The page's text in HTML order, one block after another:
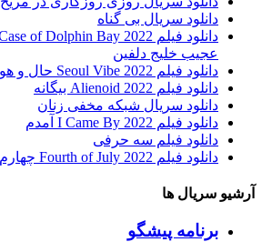
دانلود سریال بی گناه
عجیب خلیج دلفین
دانلود فیلم Seoul Vibe 2022 حال و هوای سئول
دانلود فیلم Alienoid 2022 بیگانه
دانلود سریال شبکه مخفی زنان
دانلود فیلم I Came By 2022 آمدم
دانلود فیلم سه حرفی
دانلود فیلم Fourth of July 2022 چهارم جولای
آرشیو سریال ها
برنامه پیشگو